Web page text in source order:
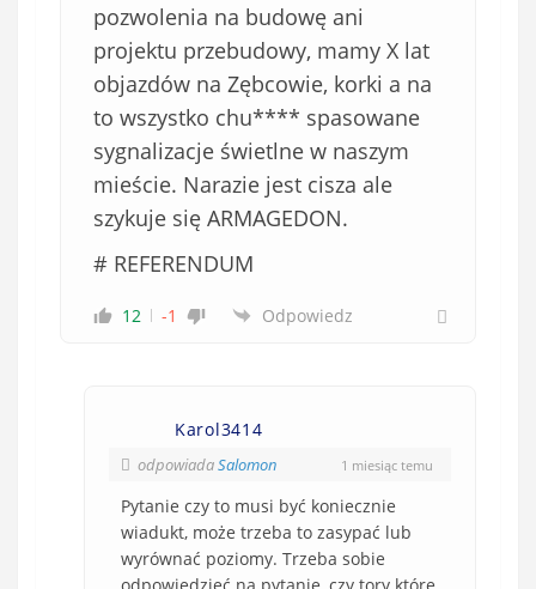
pozwolenia na budowę ani
projektu przebudowy, mamy X lat
objazdów na Zębcowie, korki a na
to wszystko chu**** spasowane
sygnalizacje świetlne w naszym
mieście. Narazie jest cisza ale
szykuje się ARMAGEDON.
# REFERENDUM
12 -1 Odpowiedz
Karol3414
odpowiadaSalomon 1 miesiąc temu
Pytanie czy to musi być koniecznie
wiadukt, może trzeba to zasypać lub
wyrównać poziomy. Trzeba sobie